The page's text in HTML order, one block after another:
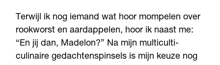
Terwijl ik nog iemand wat hoor mompelen over
rookworst en aardappelen, hoor ik naast me:
“En jij dan, Madelon?” Na mijn multiculti-
culinaire gedachtenspinsels is mijn keuze nog